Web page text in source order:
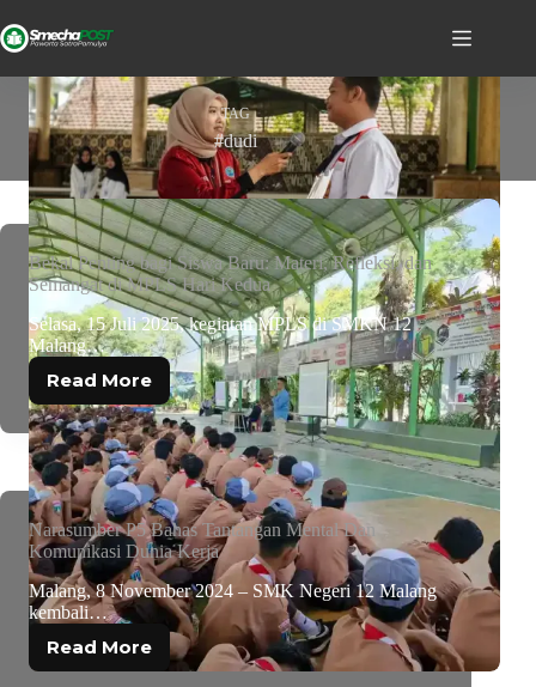
TAG
#dudi
Bekal Penting bagi Siswa Baru: Materi, Refleksi, dan
Semangat di MPLS Hari Kedua
Selasa, 15 Juli 2025, kegiatan MPLS di SMKN 12
Malang…
Read More
Narasumber P5 Bahas Tantangan Mental Dan
Komunikasi Dunia Kerja
Malang, 8 November 2024 – SMK Negeri 12 Malang
kembali…
Read More